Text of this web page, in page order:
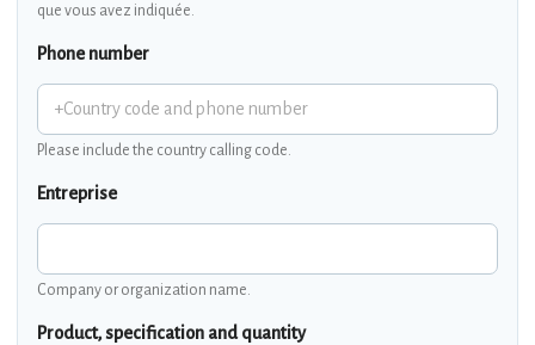
que vous avez indiquée.
Phone number
Please include the country calling code.
Entreprise
Company or organization name.
Product, specification and quantity